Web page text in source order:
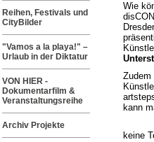
Wie
Zudem
kann
keine
Reihen, Festivals und
CityBilder
"Vamos a la playa!" –
Urlaub in der Diktatur
VON HIER -
Dokumentarfilm &
Veranstaltungsreihe
Archiv Projekte